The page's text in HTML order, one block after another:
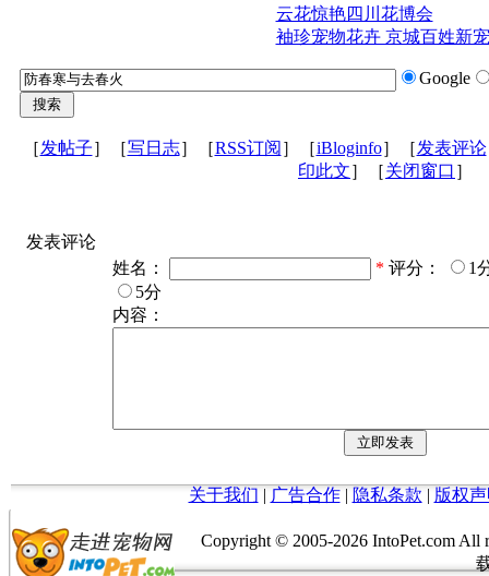
云花惊艳四川花博会
袖珍宠物花卉 京城百姓新宠
Google
［发帖子］［写日志］［RSS订阅 ］［iBloginfo］［发表评论
印此文］［关闭窗口 ］
发表评论
姓名：
* 评分：
1
5分
内容：
关于我们 | 广告合作| 隐私条款 | 版权
Copyright © 2005-2026 IntoPet.com